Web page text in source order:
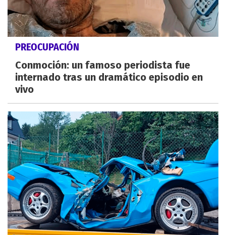
PREOCUPACIÓN
Conmoción: un famoso periodista fue
internado tras un dramático episodio en
vivo